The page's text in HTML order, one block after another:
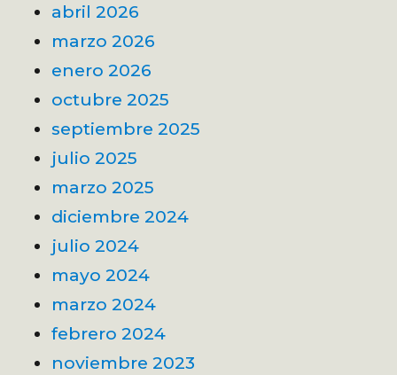
abril 2026
marzo 2026
enero 2026
octubre 2025
septiembre 2025
julio 2025
marzo 2025
diciembre 2024
julio 2024
mayo 2024
marzo 2024
febrero 2024
noviembre 2023